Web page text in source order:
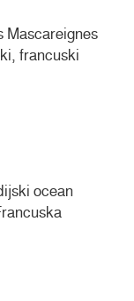
Mascareignes
francuski
ocean